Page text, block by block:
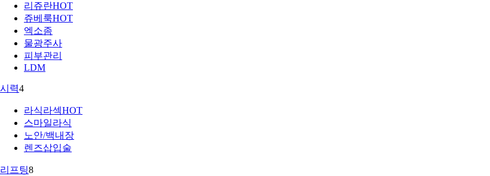
리쥬란HOT
쥬베룩HOT
엑소좀
물광주사
피부관리
LDM
시력4
라식라섹HOT
스마일라식
노안/백내장
렌즈삽입술
리프팅8